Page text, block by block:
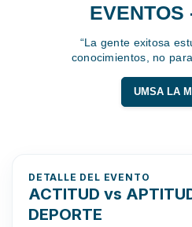
EVENTOS
“La gente exitosa
conocimientos, no
UMSA LA
DETALLE DEL EVENTO
ACTITUD vs
DEPORTE